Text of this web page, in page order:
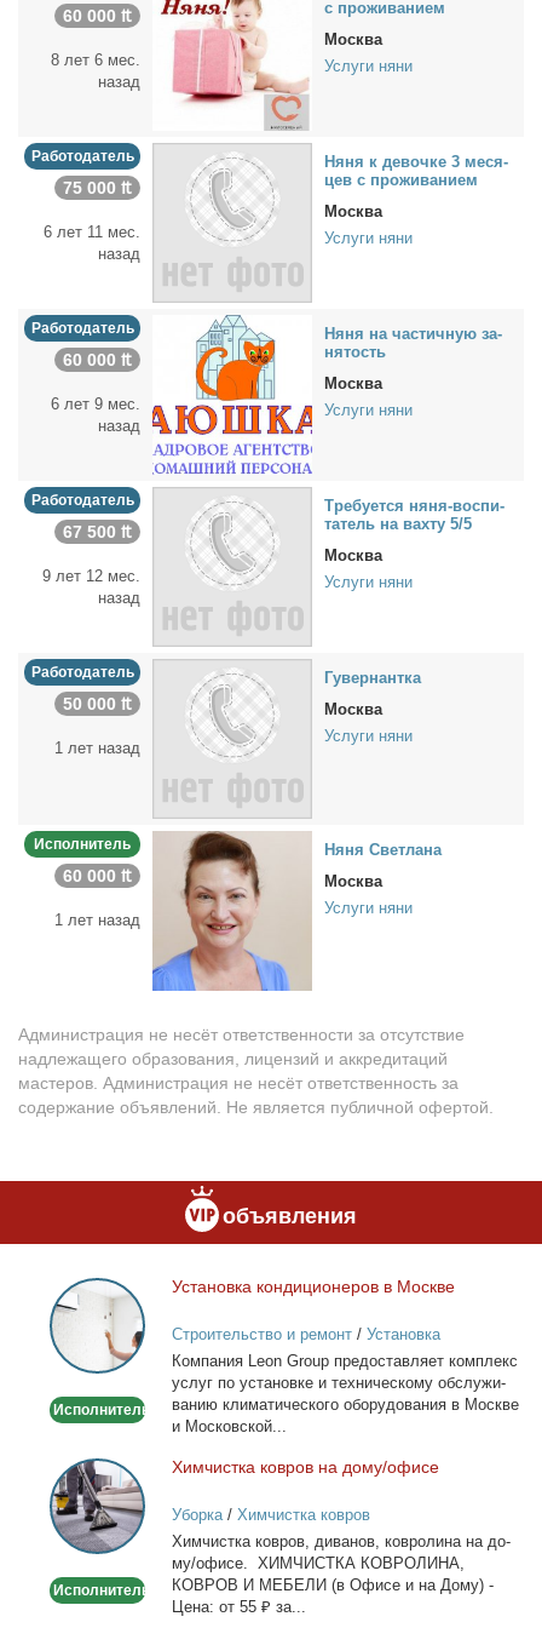
60 000 ₶
8 лет 6 мес.
назад
с про­жи­ва­ни­ем
Москва
Услуги няни
Работодатель
75 000 ₶
6 лет 11 мес.
назад
Ня­ня к де­воч­ке 3 ме­ся­
цев с про­жи­ва­ни­ем
Москва
Услуги няни
Работодатель
60 000 ₶
6 лет 9 мес.
назад
Ня­ня на ча­стич­ную за­
ня­тость
Москва
Услуги няни
Работодатель
67 500 ₶
9 лет 12 мес.
назад
Тре­бу­ет­ся ня­ня-вос­пи­
та­тель на вах­ту 5/5
Москва
Услуги няни
Работодатель
50 000 ₶
1 лет назад
Гу­вер­нант­ка
Москва
Услуги няни
Исполнитель
60 000 ₶
1 лет назад
Ня­ня Свет­ла­на
Москва
Услуги няни
Администрация не несёт ответственности за отсутствие
надлежащего образования, лицензий и аккредитаций
мастеров. Администрация не несёт ответственность за
содержание объявлений. Не является публичной офертой.
объявления
Установка
кондиционеров
в
Москве
Исполнитель
Уста­нов­ка кон­ди­ци­о­не­ров в Москве
Строительство и ремонт/ Установка
кондиционеров
Ком­па­ния Leon Group предо­став­ля­ет ком­плекс
услуг по уста­нов­ке и тех­ни­че­ско­му об­слу­жи­
ва­нию кли­ма­ти­че­ско­го обо­ру­до­ва­ния в Москве
и Мос­ков­ской...
Химчистка
ковров
на
дому/
Исполнитель
Хим­чист­ка ков­ров на до­му/офи­се
Уборка/ Химчистка ковров
Хим­чист­ка ков­ров, ди­ва­нов, ков­ро­ли­на на до­
му/офи­се. ХИМЧИСТКА КОВРОЛИНА,
КОВРОВ И МЕБЕЛИ (в Офи­се и на До­му) -
Це­на: от 55 ₽ за...